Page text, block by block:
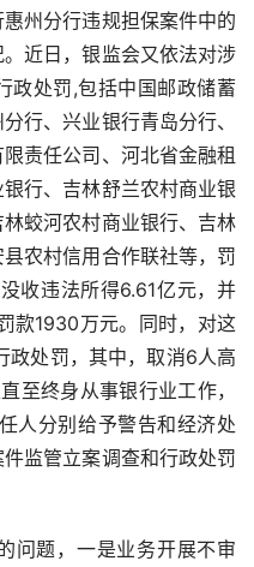
州分行违规担保案件中的
近日，银监会又依法对涉
政处罚,包括中国邮政储蓄
行、兴业银行青岛分行、
责任公司、河北省金融租
行、吉林舒兰农村商业银
蛟河农村商业银行、吉林
农村信用合作联社等，罚
收违法所得6.61亿元，并
款1930万元。同时，对这
政处罚，其中，取消6人高
至终身从事银行业工作，
人分别给予警告和经济处
监管立案调查和行政处罚
问题，一是业务开展不审